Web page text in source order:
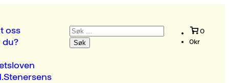
oss
du?
Søk
etter:
0
0kr